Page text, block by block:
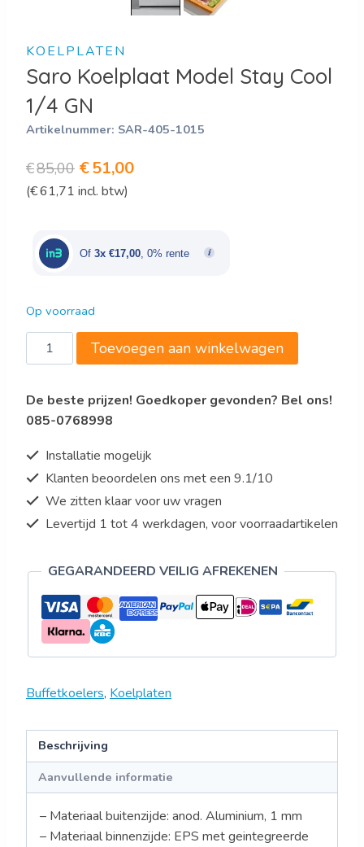
KOELPLATEN
Saro Koelplaat Model Stay Cool
1/4 GN
Artikelnummer: SAR-405-1015
€85,00 Oorspronkelijke
prijs
€85,00.
€51,00Huidige
€51,00.
(€61,71 incl. btw)
Of 3x €17,00 , 0% rente
Op voorraad
Saro
Koelplaat
Stay
Cool
GN
aantal
Toevoegen aan winkelwagen
De beste prijzen! Goedkoper gevonden? Bel ons!
085-0768998
Installatie mogelijk
Klanten beoordelen ons met een 9.1/10
We zitten klaar voor uw vragen
Levertijd 1 tot 4 werkdagen, voor voorraadartikelen
GEGARANDEERD VEILIG AFREKENEN
Buffetkoelers, Koelplaten
Beschrijving
Aanvullende informatie
– Materiaal buitenzijde: anod. Aluminium, 1 mm
– Materiaal binnenzijde: EPS met geintegreerde